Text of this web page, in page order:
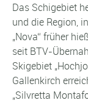
Das Schigebiet
und die Region,
„Nova“ früher
seit BTV-
Skigebiet
Gallenkirch
„Silvretta